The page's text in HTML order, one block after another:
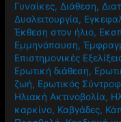
Γυναίκες,Διάθεση,
Δυσλειτουργία,
Έκθεση στον ήλιο,
Εμμηνόπαυση,
Επιστημονικές
Ερωτική διάθεση,
ζωή, Ερωτικός
Ηλιακή Ακτινοβολία,
καρκίνο, Καβγάδες,